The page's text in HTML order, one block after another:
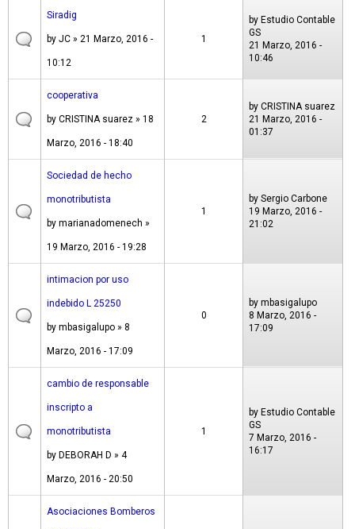
Siradig
by JC » 21 Marzo, 2016 -
10:12
1
by Estudio Contable
GS
21 Marzo, 2016 -
10:46
cooperativa
by CRISTINA suarez » 18
Marzo, 2016 - 18:40
2
by CRISTINA suarez
21 Marzo, 2016 -
01:37
Sociedad de hecho
monotributista
by marianadomenech »
19 Marzo, 2016 - 19:28
1
by Sergio Carbone
19 Marzo, 2016 -
21:02
intimacion por uso
indebido L 25250
by mbasigalupo » 8
Marzo, 2016 - 17:09
0
by mbasigalupo
8 Marzo, 2016 -
17:09
cambio de responsable
inscripto a
monotributista
by DEBORAH D » 4
Marzo, 2016 - 20:50
1
by Estudio Contable
GS
7 Marzo, 2016 -
16:17
Asociaciones Bomberos